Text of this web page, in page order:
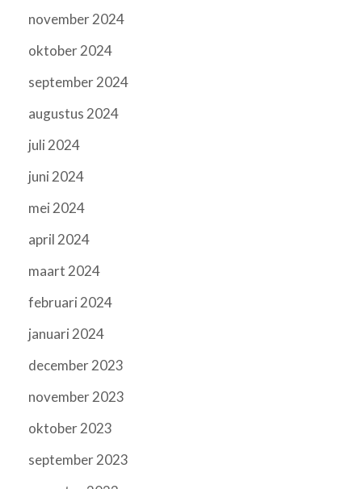
november 2024
oktober 2024
september 2024
augustus 2024
juli 2024
juni 2024
mei 2024
april 2024
maart 2024
februari 2024
januari 2024
december 2023
november 2023
oktober 2023
september 2023